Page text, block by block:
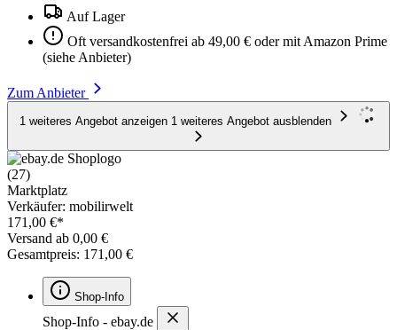
Auf Lager
Oft versandkostenfrei ab 49,00 € oder mit Amazon Prime
(siehe Anbieter)
Zum Anbieter
1 weiteres Angebot anzeigen 1 weiteres Angebot ausblenden
(27)
Marktplatz
Verkäufer: mobilirwelt
171,00 €*
Versand ab 0,00 €
Gesamtpreis: 171,00 €
Shop-Info
Shop-Info - ebay.de